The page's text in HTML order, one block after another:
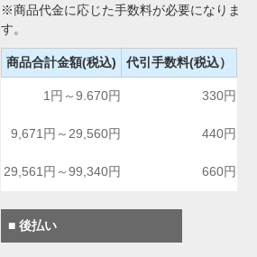
※商品代金に応じた手数料が必要になりま
す。
商品合計金額(税込) 代引手数料(税込）
1円～9.670円 330円
9,671円～29,560円 440円
29,561円～99,340円 660円
■ 後払い